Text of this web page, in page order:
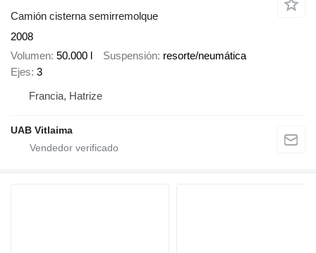
Camión cisterna semirremolque
2008
Volumen 50.000 l Suspensión resorte/neumática
Ejes 3
Francia, Hatrize
UAB Vitlaima